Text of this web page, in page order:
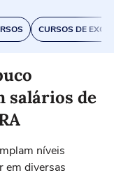
CURSOS DE EXCEL
salários de
níveis
em diversas